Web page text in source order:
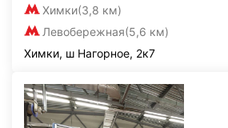
Химки(3,8 км)
Левобережная(5,6 км)
Химки, ш Нагорное, 2к7